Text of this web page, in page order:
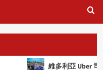
維多利亞 Uber 司機達成